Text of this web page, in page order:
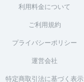
利用料金について
ご利用規約
プライバシーポリシー
運営会社
特定商取引法に基づく表示